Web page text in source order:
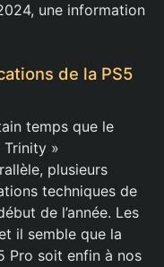
une information
de la PS5
temps que le
»
plusieurs
techniques de
de l’année. Les
il semble que la
Pro soit enfin à nos